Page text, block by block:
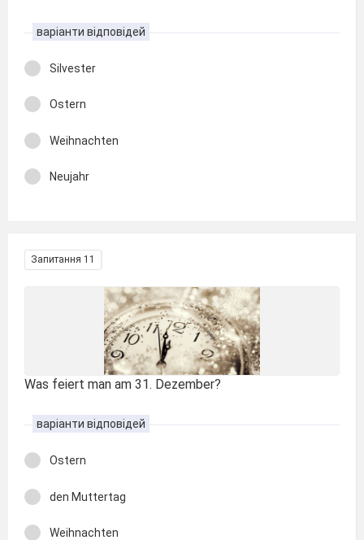
варіанти відповідей
Silvester
Ostern
Weihnachten
Neujahr
Запитання 11
Was feiert man am 31. Dezember?
варіанти відповідей
Ostern
den Muttertag
Weihnachten